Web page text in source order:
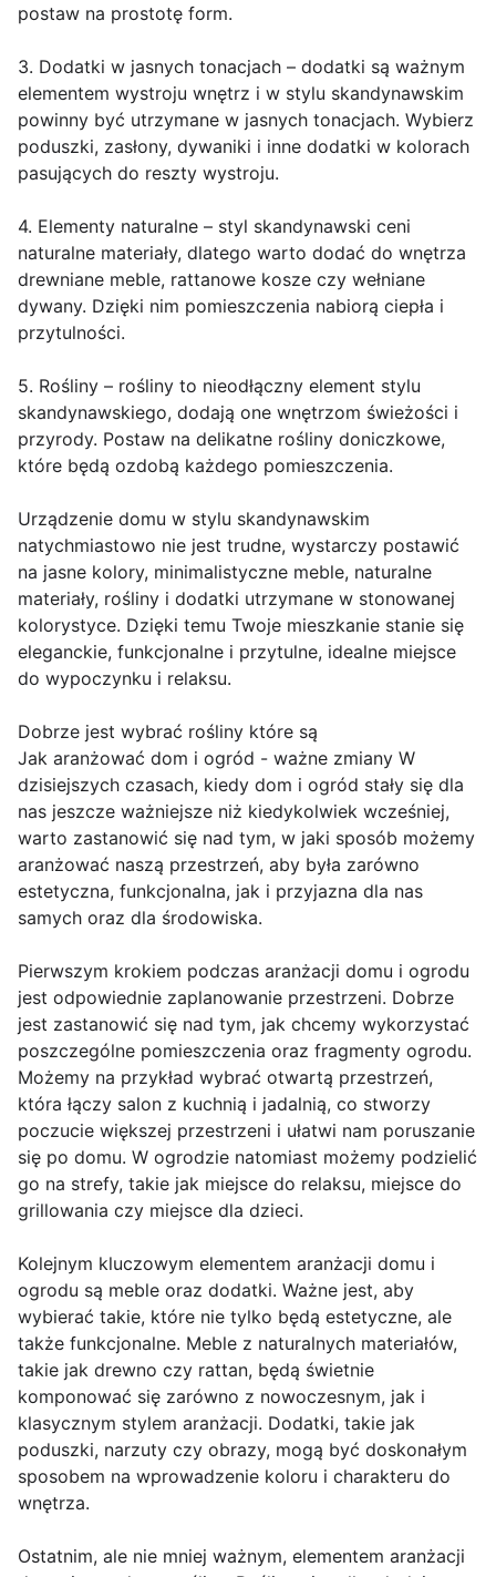
postaw na prostotę form.
3. Dodatki w jasnych tonacjach – dodatki są ważnym
elementem wystroju wnętrz i w stylu skandynawskim
powinny być utrzymane w jasnych tonacjach. Wybierz
poduszki, zasłony, dywaniki i inne dodatki w kolorach
pasujących do reszty wystroju.
4. Elementy naturalne – styl skandynawski ceni
naturalne materiały, dlatego warto dodać do wnętrza
drewniane meble, rattanowe kosze czy wełniane
dywany. Dzięki nim pomieszczenia nabiorą ciepła i
przytulności.
5. Rośliny – rośliny to nieodłączny element stylu
skandynawskiego, dodają one wnętrzom świeżości i
przyrody. Postaw na delikatne rośliny doniczkowe,
które będą ozdobą każdego pomieszczenia.
Urządzenie domu w stylu skandynawskim
natychmiastowo nie jest trudne, wystarczy postawić
na jasne kolory, minimalistyczne meble, naturalne
materiały, rośliny i dodatki utrzymane w stonowanej
kolorystyce. Dzięki temu Twoje mieszkanie stanie się
eleganckie, funkcjonalne i przytulne, idealne miejsce
do wypoczynku i relaksu.
Dobrze jest wybrać rośliny które są
Jak aranżować dom i ogród - ważne zmiany W
dzisiejszych czasach, kiedy dom i ogród stały się dla
nas jeszcze ważniejsze niż kiedykolwiek wcześniej,
warto zastanowić się nad tym, w jaki sposób możemy
aranżować naszą przestrzeń, aby była zarówno
estetyczna, funkcjonalna, jak i przyjazna dla nas
samych oraz dla środowiska.
Pierwszym krokiem podczas aranżacji domu i ogrodu
jest odpowiednie zaplanowanie przestrzeni. Dobrze
jest zastanowić się nad tym, jak chcemy wykorzystać
poszczególne pomieszczenia oraz fragmenty ogrodu.
Możemy na przykład wybrać otwartą przestrzeń,
która łączy salon z kuchnią i jadalnią, co stworzy
poczucie większej przestrzeni i ułatwi nam poruszanie
się po domu. W ogrodzie natomiast możemy podzielić
go na strefy, takie jak miejsce do relaksu, miejsce do
grillowania czy miejsce dla dzieci.
Kolejnym kluczowym elementem aranżacji domu i
ogrodu są meble oraz dodatki. Ważne jest, aby
wybierać takie, które nie tylko będą estetyczne, ale
także funkcjonalne. Meble z naturalnych materiałów,
takie jak drewno czy rattan, będą świetnie
komponować się zarówno z nowoczesnym, jak i
klasycznym stylem aranżacji. Dodatki, takie jak
poduszki, narzuty czy obrazy, mogą być doskonałym
sposobem na wprowadzenie koloru i charakteru do
wnętrza.
Ostatnim, ale nie mniej ważnym, elementem aranżacji